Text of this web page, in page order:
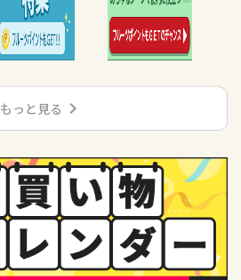
もっと見る chevron_right